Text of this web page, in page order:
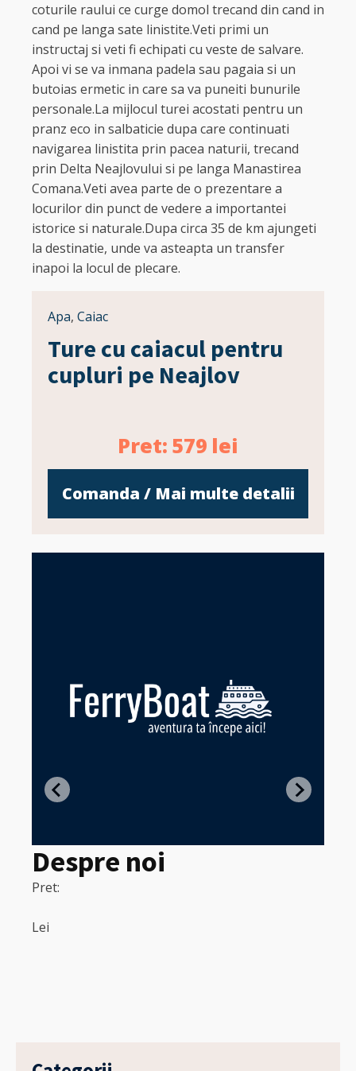
coturile raului ce curge domol trecand din cand in
cand pe langa sate linistite.Veti primi un
instructaj si veti fi echipati cu veste de salvare.
Apoi vi se va inmana padela sau pagaia si un
butoias ermetic in care sa va puneiti bunurile
personale.La mijlocul turei acostati pentru un
pranz eco in salbaticie dupa care continuati
navigarea linistita prin pacea naturii, trecand
prin Delta Neajlovului si pe langa Manastirea
Comana.Veti avea parte de o prezentare a
locurilor din punct de vedere a importantei
istorice si naturale.Dupa circa 35 de km ajungeti
la destinatie, unde va asteapta un transfer
inapoi la locul de plecare.
Apa, Caiac
Ture cu caiacul pentru
cupluri pe Neajlov
Pret: 579 lei
Comanda / Mai multe detalii
Despre noi
Pret:
Lei